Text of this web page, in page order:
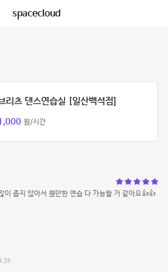
spacecloud
리츠 댄스연습실 [일산백석점]
원/시간
이 좁지 않아서 웬만한 연습 다 가능할 거 같아요👍👍